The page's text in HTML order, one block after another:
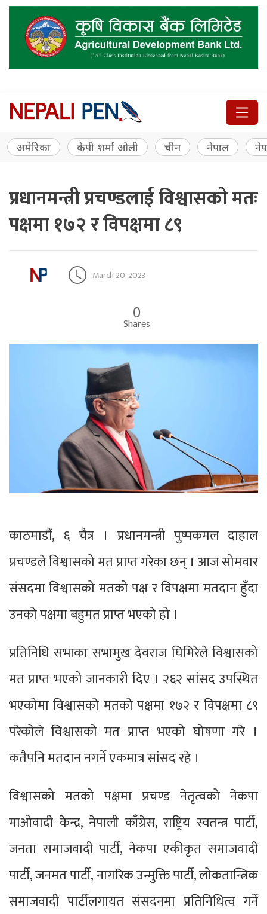
अमेरिका केपी शर्मा ओली चीन नेपाल
प्रधानमन्त्री प्रचण्डलाई विश्वासको मतः
पक्षमा १७२ र विपक्षमा ८९
March 20, 2023
0
Shares
काठमाडौं, ६ चैत्र । प्रधानमन्त्री पुष्पकमल दाहाल
प्रचण्डले विश्वासको मत प्राप्त गरेका छन् । आज सोमवार
संसदमा विश्वासको मतको पक्ष र विपक्षमा मतदान हुँदा
उनको पक्षमा बहुमत प्राप्त भएको हो ।
प्रतिनिधि सभाका सभामुख देवराज घिमिरेले विश्वासको
मत प्राप्त भएको जानकारी दिए । २६२ सांसद उपस्थित
भएकोमा विश्वासको मतको पक्षमा १७२ र विपक्षमा ८९
परेकोले विश्वासको मत प्राप्त भएको घोषणा गरे ।
कतैपनि मतदान नगर्ने एकमात्र सांसद रहे ।
विश्वासको मतको पक्षमा प्रचण्ड नेतृत्वको नेकपा
माओवादी केन्द्र, नेपाली काँग्रेस, राष्ट्रिय स्वतन्त्र पार्टी,
जनता समाजवादी पार्टी, नेकपा एकीकृत समाजवादी
पार्टी, जनमत पार्टी, नागरिक उन्मुक्ति पार्टी, लोकतान्त्रिक
समाजवादी पार्टीलगायत संसदनमा प्रतिनिधित्व गर्ने